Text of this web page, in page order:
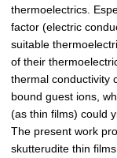
thermoelectrics.
factor (electric
suitable
of their
thermal conductivity
bound guest ions,
(as thin films) could
The present work
skutterudite thin